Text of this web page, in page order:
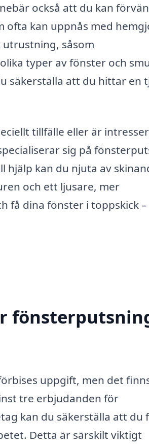
också att du kan
ofta kan uppnås med
utrustning, såsom
typer av fönster och
säkerställa att du hittar en
tillfälle eller är
sig på
hjälp kan du njuta av
och ett ljusare, mer
få dina fönster i toppskick –
uppgift, men det
tre erbjudanden för
kan du säkerställa att du
Detta är särskilt viktigt